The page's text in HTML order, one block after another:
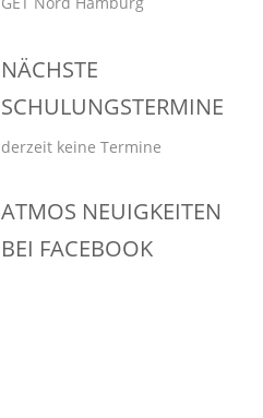
NÄCHSTE
SCHULUNGSTERMINE
derzeit keine Termine
ATMOS NEUIGKEITEN
BEI FACEBOOK